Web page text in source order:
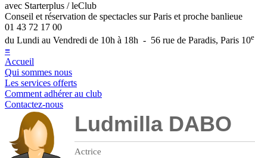
avec Starterplus / leClub
Conseil et réservation de spectacles sur Paris et proche banlieue
01 43 72 17 00
du Lundi au Vendredi de 10h à 18h - 56 rue de Paradis, Paris 10e
≡
Accueil
Qui sommes nous
Les services offerts
Comment adhérer au club
Contactez-nous
Ludmilla DABO
Actrice